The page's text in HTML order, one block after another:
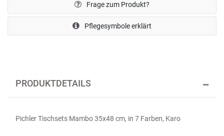
Frage zum Produkt?
Pflegesymbole erklärt
PRODUKTDETAILS
Pichler Tischsets Mambo 35x48 cm, in 7 Farben, Karo